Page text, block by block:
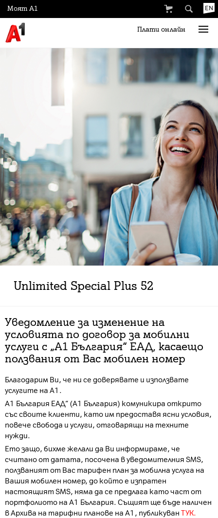
EN
Плати онлайн
Моят А1
Unlimited Special Plus 52
Уведомление за изменение на
условията по договор за мобилни
услуги с „А1 България“ ЕАД, касаещо
ползвания от Вас мобилен номер
Благодарим Ви, че ни се доверявате и използвате
услугите на А1.
А1 България ЕАД“ (А1 България) комуникира открито
със своите клиенти, като им предоставя ясни условия,
повече свобода и услуги, отговарящи на техните
нужди.
Ето защо, бихме желали да Ви информираме, че
считано от датата, посочена в уведомителния SMS,
ползваният от Вас тарифен план за мобилна услуга на
Вашия мобилен номер, до който е изпратен
настоящият SMS, няма да се предлага като част от
портфолиото на А1 България. Същият ще бъде наличен
в Архива на тарифни планове на А1, публикуван ТУК.